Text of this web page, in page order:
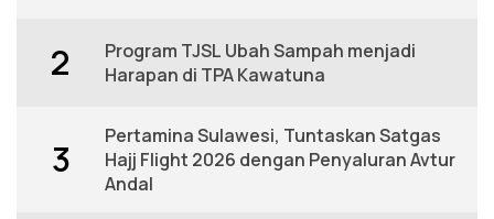
2
Program TJSL Ubah Sampah menjadi
Harapan di TPA Kawatuna
3
Pertamina Sulawesi, Tuntaskan Satgas
Hajj Flight 2026 dengan Penyaluran Avtur
Andal